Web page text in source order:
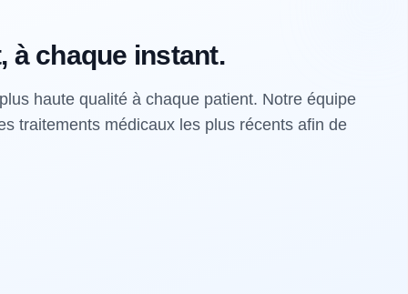
à chaque instant.
haute qualité à chaque patient. Notre équipe
traitements médicaux les plus récents afin de